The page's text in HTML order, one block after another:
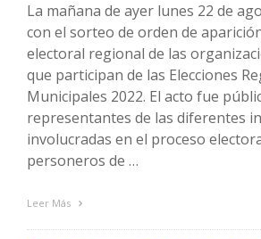
La mañana de ayer lunes 22 de
con el sorteo de orden de
electoral regional de las
que participan de las Elecciones
Municipales 2022. El acto fue
representantes de las diferentes
involucradas en el proceso
personeros de …
Leer Más